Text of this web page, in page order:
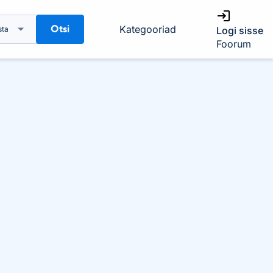
Otsi Kategooriad
Logi sisse
Foorum